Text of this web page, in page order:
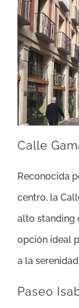
Calle
Reconocida
centro, la
alto standing
opción ideal
a la
Paseo